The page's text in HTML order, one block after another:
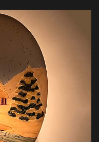
почитаемой во время
функцией
двойного назначения
оптовиков,
рефлексы, так и
в соответствии с